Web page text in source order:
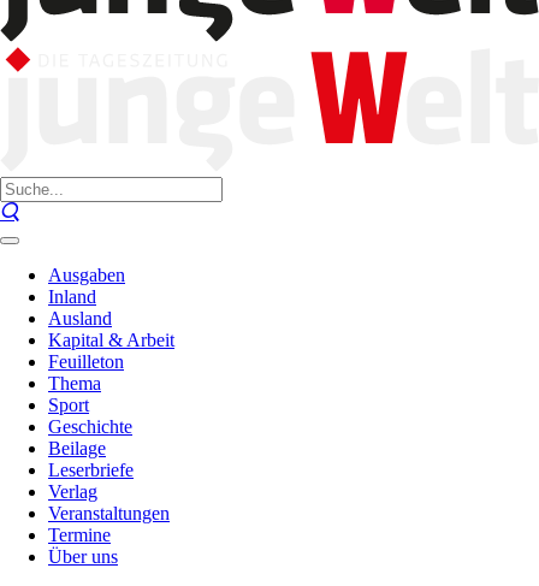
Ausgaben
Inland
Ausland
Kapital & Arbeit
Feuilleton
Thema
Sport
Geschichte
Beilage
Leserbriefe
Verlag
Veranstaltungen
Termine
Über uns